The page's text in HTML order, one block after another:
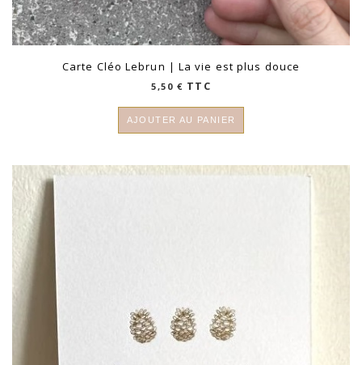
Carte Cléo Lebrun | La vie est plus douce
5,50 € TTC
AJOUTER AU PANIER